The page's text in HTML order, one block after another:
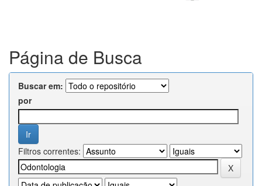
Página de Busca
Buscar em:
por
Filtros correntes: